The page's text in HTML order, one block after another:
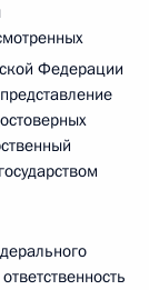
Федерации